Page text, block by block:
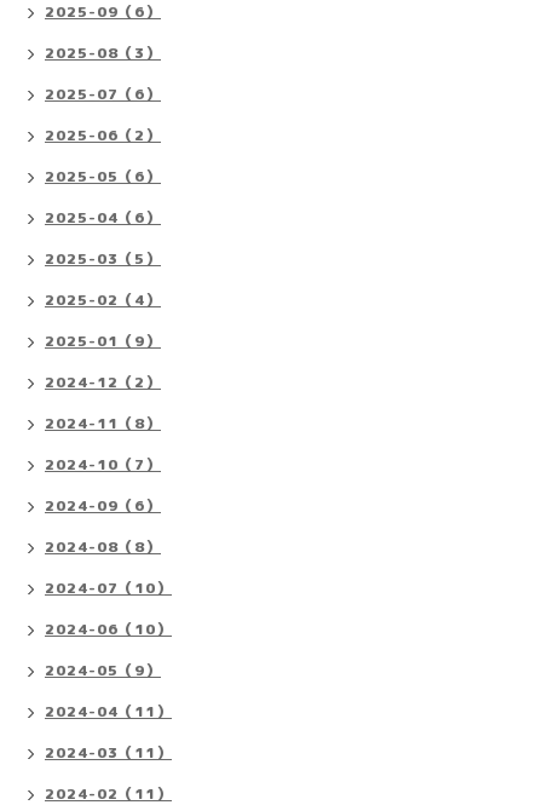
2025-09（6）
2025-08（3）
2025-07（6）
2025-06（2）
2025-05（6）
2025-04（6）
2025-03（5）
2025-02（4）
2025-01（9）
2024-12（2）
2024-11（8）
2024-10（7）
2024-09（6）
2024-08（8）
2024-07（10）
2024-06（10）
2024-05（9）
2024-04（11）
2024-03（11）
2024-02（11）